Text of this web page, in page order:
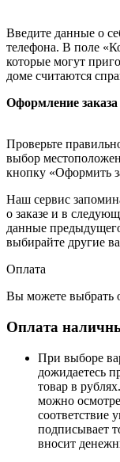
Введите данные о
телефона. В поле
которые могут
доме считаются
Оформление заказа
Проверьте
выбор
кнопку «Оформить
Наш сервис
о заказе и в
данные
выбирайте другие
Оплата
Вы можете выбрать
Оплата
При выборе
дожидаетесь
товар в
можно
соответствие
подписывает
вносит